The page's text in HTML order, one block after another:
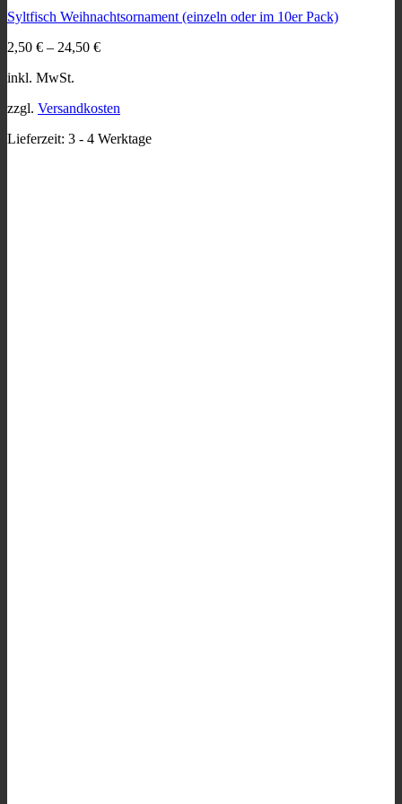
Varianten
Die
können
der
Produktseite
gewählt
Syltfisch Weihnachtsornament (einzeln oder im 10er Pack)
2,50 € – 24,50 €
inkl. MwSt.
zzgl. Versandkosten
Lieferzeit: 3 - 4 Werktage